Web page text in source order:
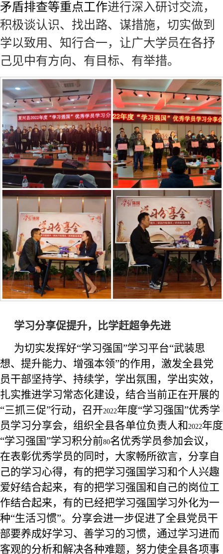
矛盾排查等重点工作进行深入研讨交流，
积极谈认识、找出路、谋措施，切实做到
学以致用、知行合一，让广大学员在各抒
己见中有方向、有目标、有举措。
学习分享促提升，比学赶超争先进
为切实发挥好“学习强国”学习平台“武装思
想、提升能力、增强本领”的作用，激发全县党
员干部坚持学、持续学，学出氛围，学出实效，
扎实推进学习常态化建设，结合当前正在开展的
“三抓三促”行动，召开2022年度“学习强国”优秀学
员学习分享会，组织全县各单位负责人和 2022年度
“学习强国”学习积分前80名优秀学员参加会议，
在表彰优秀学员的同时，大家畅所欲言，分享自
己的学习心得，有的把学习强国学习和个人兴趣
爱好结合起来，有的把学习强国和自己的岗位工
作结合起来，有的已经把学习强国学习外化为一
种“生活习惯”。分享会进一步促进了全县党员干
部要养成好学习、善学习的习惯，通过学习进而
客观的分析和解决各种难题，努力使全县各项事